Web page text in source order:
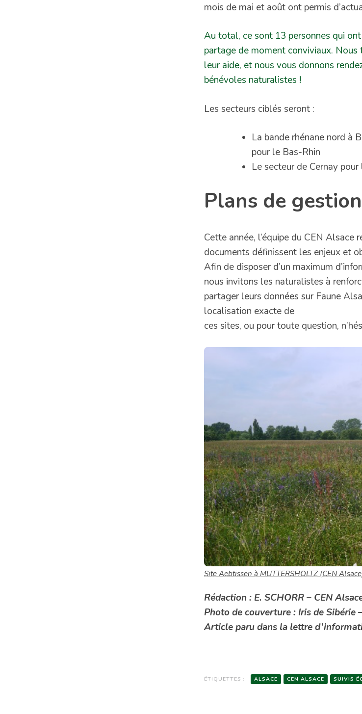
mois de mai et août ont permis
Au total, ce sont 13 personnes qui
partage de moment conviviaux. Nous
leur aide, et nous vous donnons
bénévoles naturalistes !
Les secteurs ciblés seront :
La bande rhénane nord à
pour le Bas-Rhin
Le secteur de Cernay
Plans de
Cette année, l’équipe du CEN Alsace
documents définissent les enjeux et
Afin de disposer d’un maximum
nous invitons les naturalistes à
partager leurs données sur Faune
localisation exacte de
ces sites, ou pour toute question,
Site Aebtissen à MUTTERSHOLTZ (CEN
Rédaction : E. SCHORR – CEN
Photo de couverture : Iris de Sibérie
Article paru dans la lettre
ÉTIQUETTES : ALSACE CEN ALSACE SUIVIS